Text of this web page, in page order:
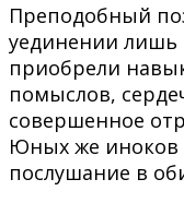
Преподобный
уединении
приобрели
помыслов,
совершенное
Юных же иноков
послушание в